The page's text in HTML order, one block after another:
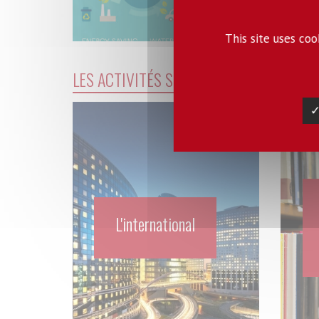
LES ACTIVITÉS SCIENTIFIQUES
L'international
This site uses